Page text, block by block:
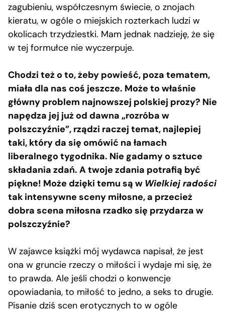
zagubieniu, współczesnym świecie, o znojach
kieratu, w ogóle o miejskich rozterkach ludzi w
okolicach trzydziestki. Mam jednak nadzieję, że się
w tej formułce nie wyczerpuje.
Chodzi też o to, żeby powieść, poza tematem,
miała dla nas coś jeszcze. Może to właśnie
główny problem najnowszej polskiej prozy? Nie
napędza jej już od dawna „rozróba w
polszczyźnie”, rządzi raczej temat, najlepiej
taki, który da się omówić na łamach
liberalnego tygodnika. Nie gadamy o sztuce
składania zdań. A twoje zdania potrafią być
piękne! Może dzięki temu są w Wielkiej radości
tak intensywne sceny miłosne, a przecież
dobra scena miłosna rzadko się przydarza w
polszczyźnie?
W zajawce książki mój wydawca napisał, że jest
ona w gruncie rzeczy o miłości i wydaje mi się, że
to prawda. Ale jeśli chodzi o konwencje
opowiadania, to miłość to jedno, a seks to drugie.
Pisanie dziś scen erotycznych to w ogóle